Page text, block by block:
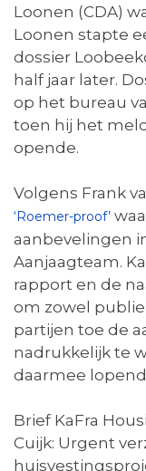
Loonen (CDA)
Loonen stapte
dossier
half jaar later.
op het bureau
toen hij het
opende.
Volgens Frank
‘Roemer-proof’
aanbevelingen
Aanjaagteam.
rapport en de
om zowel
partijen toe de
nadrukkelijk te
daarmee
Brief KaFra
Cuijk: Urgent